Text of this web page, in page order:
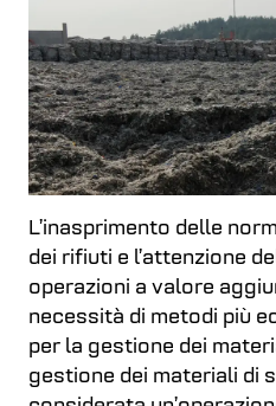
L’inasprimento delle
dei rifiuti e l’attenzione
operazioni a valore
necessità di metodi più
per la gestione dei
gestione dei materiali di